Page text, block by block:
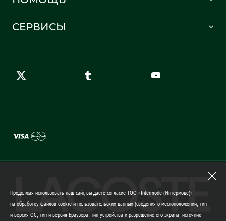
Информация о доставке
Правила возврата
Карта сайта
СЕРВИСЫ
Продолжая использовать наш сайт, вы даете согласие ТОО «Intermode (Интермоде)»
на обработку файлов cookie и пользовательских данных (сведения о местоположении; тип
и версия ОС; тип и версия Браузера; тип устройства и разрешение его экрана; источник